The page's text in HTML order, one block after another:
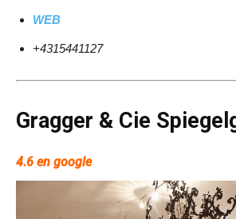
WEB
+4315441127
Gragger & Cie
4.6 en google